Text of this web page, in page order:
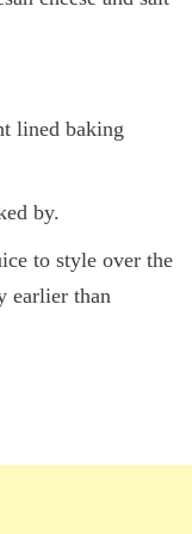
lined baking
by.
to style over the
earlier than